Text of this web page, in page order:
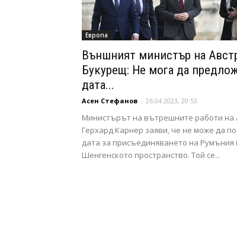
Европа
Външният министър на
Букурещ: Не мога да
дата...
Асен Стефанов - 26.04.2023, 20:53
Министърът на вътрешните работи на
Герхард Карнер заяви, че не може да
дата за присъединяването на Румъния
Шенгенското пространство. Той се...